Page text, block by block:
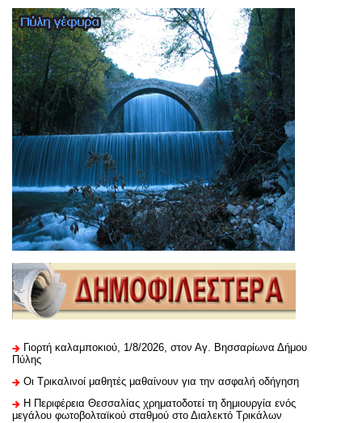
Γιορτή καλαμποκιού, 1/8/2026, στον Αγ. Βησσαρίωνα Δήμου
Πύλης
Οι Τρικαλινοί μαθητές μαθαίνουν για την ασφαλή οδήγηση
H Περιφέρεια Θεσσαλίας χρηματοδοτεί τη δημιουργία ενός
μεγάλου φωτοβολταϊκού σταθμού στο Διαλεκτό Τρικάλων